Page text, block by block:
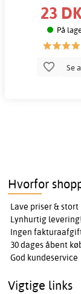
23
På
Se
Hvorfor
Lave priser &
Lynhurtig levering!
Ingen
30 dages åbent
God kundeservice
Vigtige links